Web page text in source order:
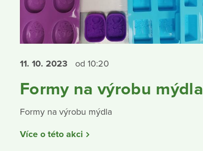
11. 10. 2023 od 10:20
Formy na výrobu mýdla
Formy na výrobu mýdla
Více o této akci